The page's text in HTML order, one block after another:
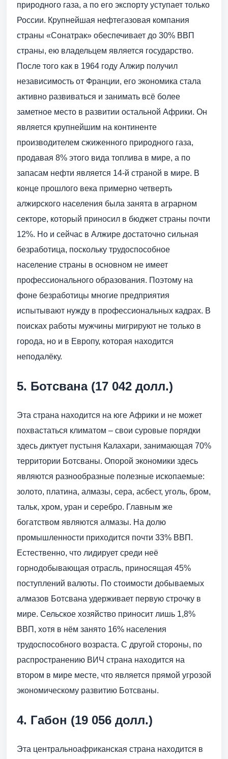
природного газа, а по его экспорту уступает только
России. Крупнейшая нефтегазовая компания
страны «Сонатрак» обеспечивает до 30% ВВП
страны, ею владельцем является государство.
После того как в 1964 году Алжир получил
независимость от Франции, его экономика стала
активно развиваться и занимать всё более
заметное место в развитии остальной Африки. Он
является крупнейшим на континенте
производителем сжиженного природного газа,
продавая 8% этого вида топлива в мире, а по
запасам нефти является 14-й страной в мире. В
конце прошлого века примерно четверть
алжирского населения была занята в аграрном
секторе, который приносил в бюджет страны почти
12%. Но и сейчас в Алжире достаточно сильная
безработица, поскольку трудоспособное
население страны в основном не имеет
профессионального образования. Поэтому на
фоне безработицы многие предприятия
испытывают нужду в профессиональных кадрах. В
поисках работы мужчины мигрируют не только в
города, но и в Европу, которая находится
неподалёку.
5. Ботсвана (17 042 долл.)
Эта страна находится на юге Африки и не может
похвастаться климатом – свои суровые порядки
здесь диктует пустыня Калахари, занимающая 70%
территории Ботсваны. Опорой экономики здесь
являются разнообразные полезные ископаемые:
золото, платина, алмазы, сера, асбест, уголь, бром,
тальк, хром, уран и серебро. Главным же
богатством являются алмазы. На долю
промышленности приходится почти 33% ВВП.
Естественно, что лидирует среди неё
горнодобывающая отрасль, приносящая 45%
поступлений валюты. По стоимости добываемых
алмазов Ботсвана удерживает первую строчку в
мире. Сельское хозяйство приносит лишь 1,8%
ВВП, хотя в нём занято 16% населения
трудоспособного возраста. С другой стороны, по
распространению ВИЧ страна находится на
втором в мире месте, что является прямой угрозой
экономическому развитию Ботсваны.
4. Габон (19 056 долл.)
Эта центральноафриканская страна находится в